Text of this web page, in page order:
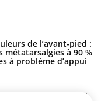
de l’avant-pied :
métatarsalgies à 90 %
à problème d’appui
haleine : il faut